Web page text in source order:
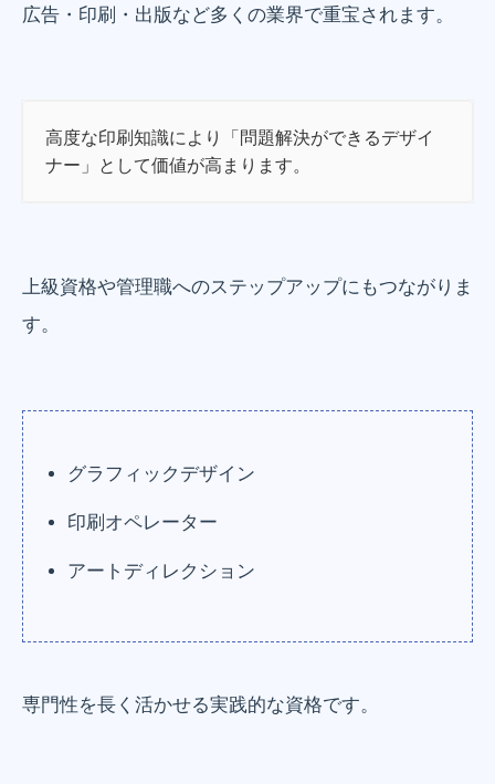
広告・印刷・出版など多くの業界で重宝されます。
高度な印刷知識により「問題解決ができるデザイ
ナー」として価値が高まります。
上級資格や管理職へのステップアップにもつながりま
す。
グラフィックデザイン
印刷オペレーター
アートディレクション
専門性を長く活かせる実践的な資格です。